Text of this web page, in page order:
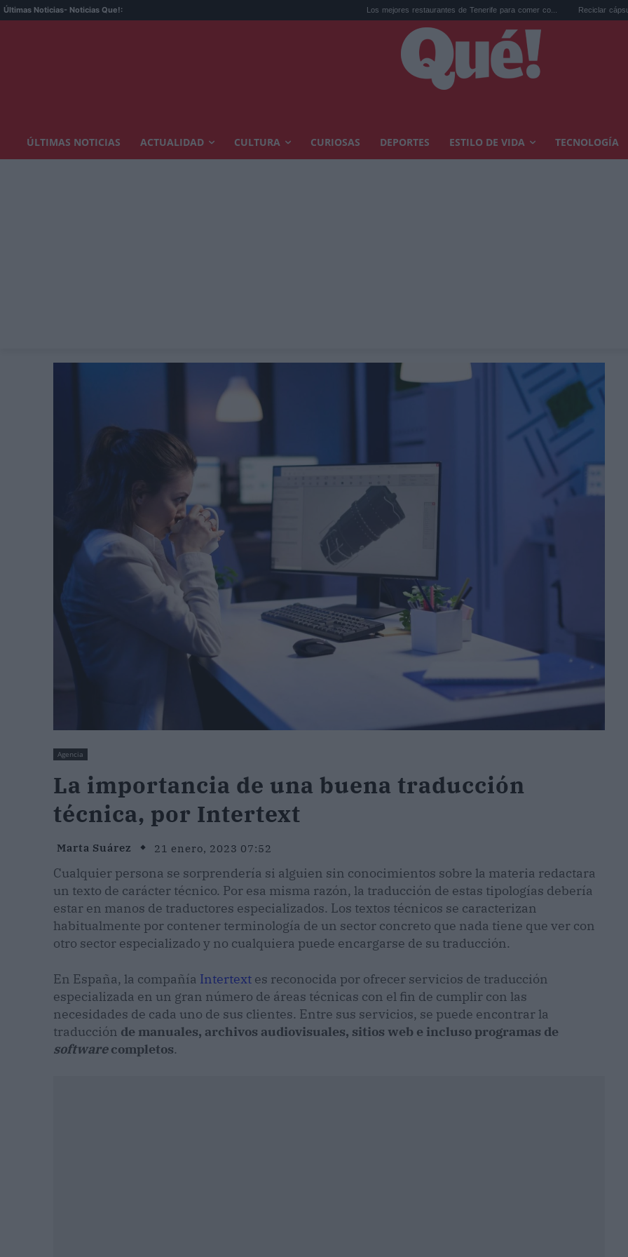
Últimas Noticias- Noticias Que!: Los mejores restaurantes de Tenerife para comer co... Reciclar cápsulas de café: lo
ÚLTIMAS NOTICIAS ACTUALIDAD CULTURA CURIOSAS DEPORTES ESTILO DE VIDA TECNOLOGÍA
Agencia
La importancia de una buena traducción
técnica, por Intertext
Marta Suárez 21 enero, 2023 07:52
Cualquier persona se sorprendería si alguien sin conocimientos sobre la materia redactara
un texto de carácter técnico. Por esa misma razón, la traducción de estas tipologías debería
estar en manos de traductores especializados. Los textos técnicos se caracterizan
habitualmente por contener terminología de un sector concreto que nada tiene que ver con
otro sector especializado y no cualquiera puede encargarse de su traducción.
En España, la compañía Intertext es reconocida por ofrecer servicios de traducción
especializada en un gran número de áreas técnicas con el fin de cumplir con las
necesidades de cada uno de sus clientes. Entre sus servicios, se puede encontrar la
traducción de manuales, archivos audiovisuales, sitios web e incluso programas de
softwarecompletos.